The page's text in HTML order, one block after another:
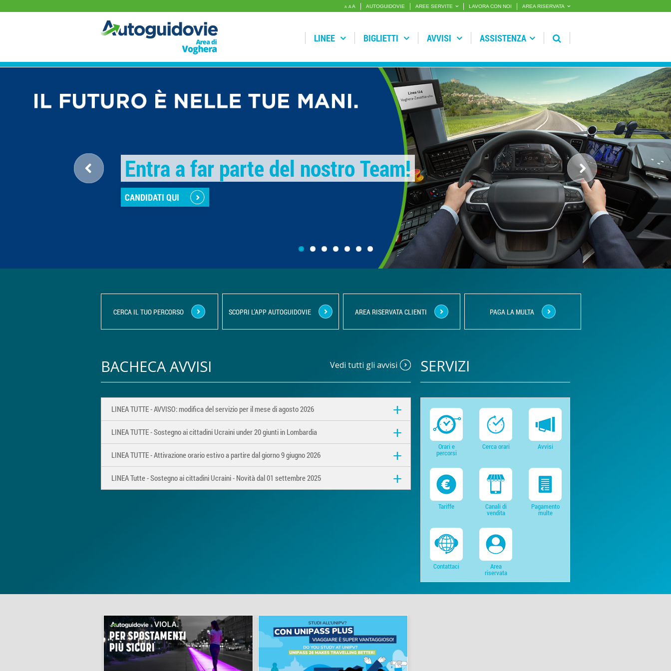
A A A AUTOGUIDOVIE AREE SERVITE LAVORA CON NOI AREA RISERVATA
LINEE BIGLIETTI AVVISI ASSISTENZA
Entra a far parte del nostro Team!
CANDIDATI QUI
Previous
Next
CERCA IL TUO PERCORSO SCOPRI L'APP AUTOGUIDOVIE AREA RISERVATA CLIENTI PAGA LA MULTA
BACHECA AVVISI Vedi tutti gli avvisi
LINEA TUTTE - AVVISO: modifica del servizio per il mese di agosto 2026
LINEA TUTTE - Sostegno ai cittadini Ucraini under 20 giunti in Lombardia
LINEA TUTTE - Attivazione orario estivo a partire dal giorno 9 giugno 2026
LINEA Tutte - Sostegno ai cittadini Ucraini - Novità dal 01 settembre 2025
SERVIZI
Orari e
percorsi
Cerca orari Avvisi
Tariffe Canali di
vendita
Pagamento
multe
Contattaci Area
riservata